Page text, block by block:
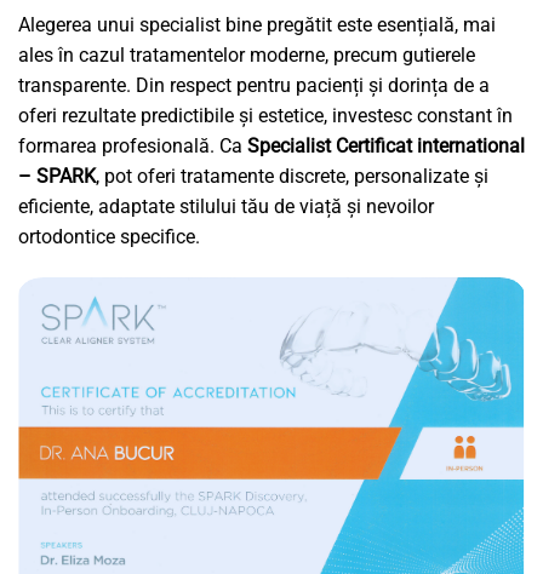
Alegerea unui specialist bine pregătit este esențială, mai
ales în cazul tratamentelor moderne, precum gutierele
transparente. Din respect pentru pacienți și dorința de a
oferi rezultate predictibile și estetice, investesc constant în
formarea profesională. Ca Specialist Certificat international
– SPARK, pot oferi tratamente discrete, personalizate și
eficiente, adaptate stilului tău de viață și nevoilor
ortodontice specifice.